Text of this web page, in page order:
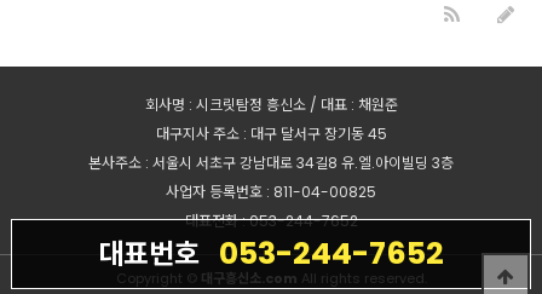
대표번호 053-244-7652
회사명 : 시크릿탐정 흥신소 / 대표 : 채원준
대구지사 주소 : 대구 달서구 장기동 45
본사주소 : 서울시 서초구 강남대로 34길8 유.엘.아이빌딩 3층
사업자 등록번호 : 811-04-00825
대표전화 : 053-244-7652
Copyright © 대구흥신소.com All rights reserved.